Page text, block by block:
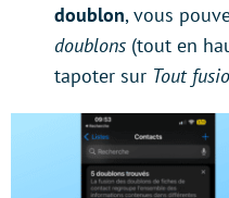
doublon, vous
doublons (tout en
tapoter sur Tout